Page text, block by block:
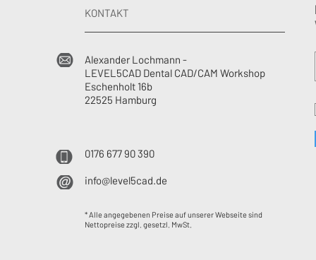
KONTAKT
Alexander Lochmann -
LEVEL5CAD Dental CAD/CAM Workshop
Eschenholt 16b
22525 Hamburg
0176 677 90 390
info@level5cad.de
* Alle angegebenen Preise auf unserer Webseite sind
Nettopreise zzgl. gesetzl. MwSt.